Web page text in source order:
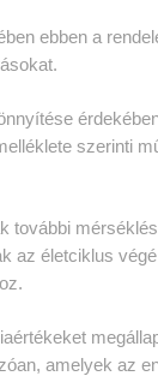
ebben a
szerinti
további
az életciklus
amelyek az